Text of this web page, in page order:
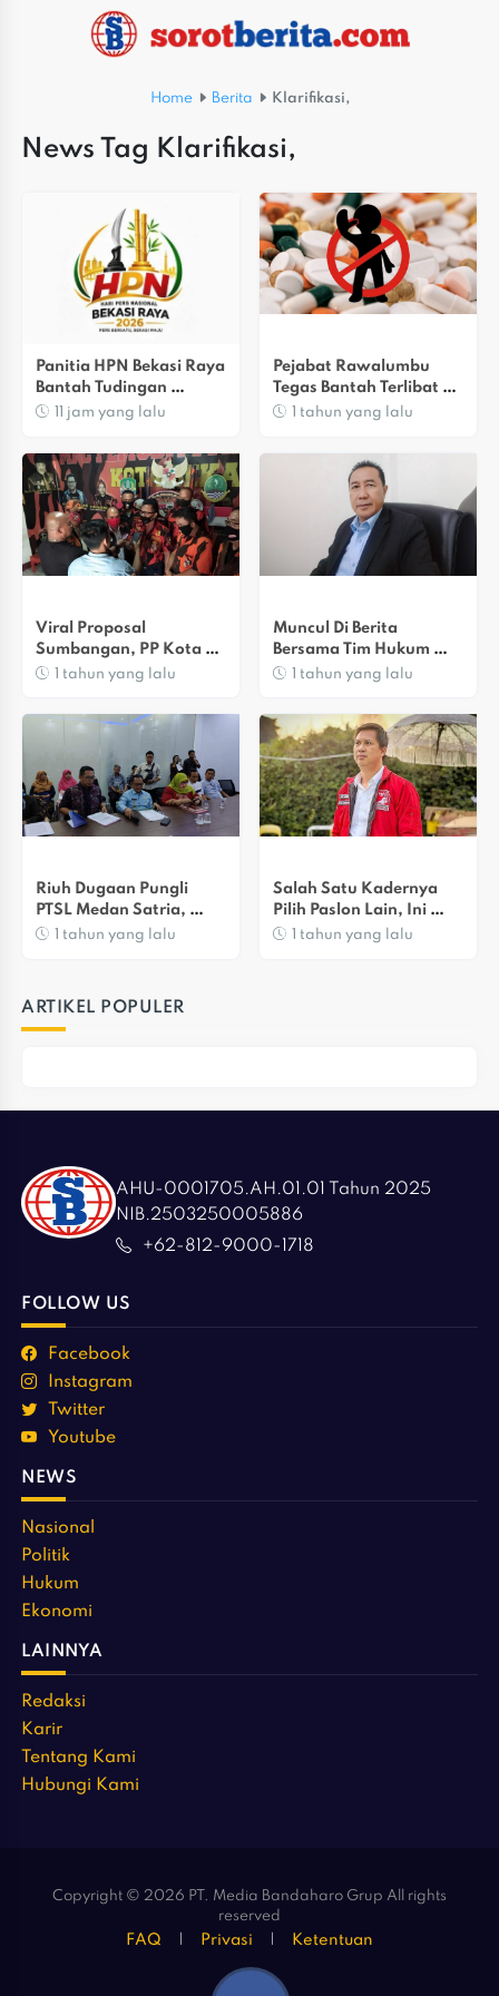
Home Berita Klarifikasi,
News Tag Klarifikasi,
Panitia HPN Bekasi Raya
Bantah Tudingan
Penyelewengan Dana
11 jam yang lalu
Pejabat Rawalumbu
Tegas Bantah Terlibat
Peredaran Obat Ilegal
1 tahun yang lalu
Viral Proposal
Sumbangan, PP Kota
Bekasi Gerak Cepat
1 tahun yang lalu
Muncul Di Berita
Bersama Tim Hukum
Paslon 01, Dr. Kemas
1 tahun yang lalu
Riuh Dugaan Pungli
PTSL Medan Satria,
Inspektorat Beri
1 tahun yang lalu
Salah Satu Kadernya
Pilih Paslon Lain, Ini
Kata PSI Kota Bekasi
1 tahun yang lalu
ARTIKEL POPULER
AHU-0001705.AH.01.01 Tahun 2025
NIB.2503250005886
+62-812-9000-1718
FOLLOW US
Facebook
Instagram
Twitter
Youtube
NEWS
Nasional
Politik
Hukum
Ekonomi
LAINNYA
Redaksi
Karir
Tentang Kami
Hubungi Kami
Copyright © 2026 PT. Media Bandaharo Grup All rights
reserved
FAQ Privasi Ketentuan